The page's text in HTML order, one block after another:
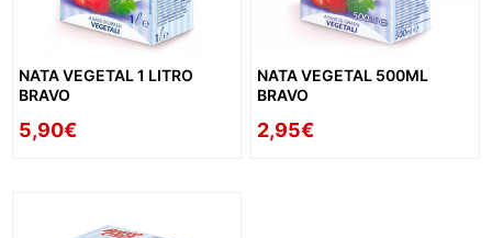
NATA VEGETAL 1 LITRO
BRAVO
5,90€
NATA VEGETAL 500ML
BRAVO
2,95€